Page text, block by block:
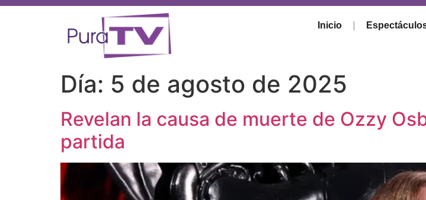
Inicio
Día: 5 de agosto de 2025
Revelan la causa de muerte de Ozzy
partida